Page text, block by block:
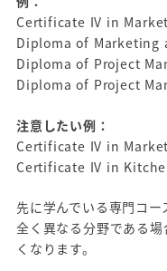
Certificate IV in
Diploma of Marketing
Diploma of Project
Diploma of Project
注意したい例：
Certificate IV in
Certificate IV in
先に学んでいる専門コ
全く異なる分野である
くなります。